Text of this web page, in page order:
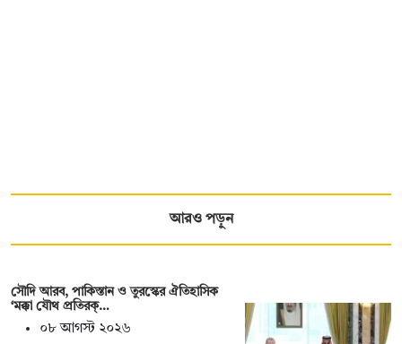
আরও পড়ুন
সৌদি আরব, পাকিস্তান ও তুরস্কের ঐতিহাসিক
‘মক্কা যৌথ প্রতিরক্…
০৮ আগস্ট ২০২৬